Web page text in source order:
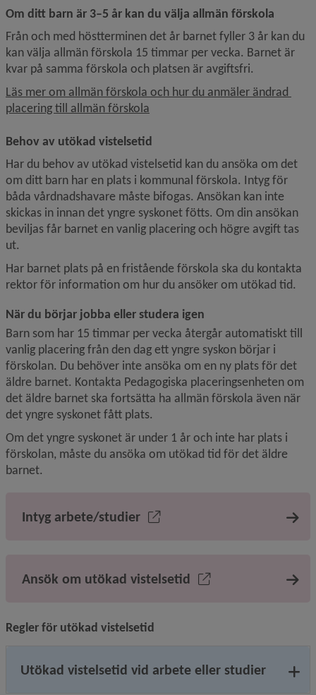
Om ditt barn är 3–5 år kan du välja allmän förskola
Från och med höstterminen det år barnet fyller 3 år kan du
kan välja allmän förskola 15 timmar per vecka. Barnet är
kvar på samma förskola och platsen är avgiftsfri.
Läs mer om allmän förskola och hur du anmäler ändrad
placering till allmän förskola
Behov av utökad vistelsetid
Har du behov av utökad vistelsetid kan du ansöka om det
om ditt barn har en plats i kommunal förskola. Intyg för
båda vårdnadshavare måste bifogas. Ansökan kan inte
skickas in innan det yngre syskonet fötts. Om din ansökan
beviljas får barnet en vanlig placering och högre avgift tas
ut.
Har barnet plats på en fristående förskola ska du kontakta
rektor för information om hur du ansöker om utökad tid.
När du börjar jobba eller studera igen
Barn som har 15 timmar per vecka återgår automatiskt till
vanlig placering från den dag ett yngre syskon börjar i
förskolan. Du behöver inte ansöka om en ny plats för det
äldre barnet. Kontakta Pedagogiska placeringsenheten om
det äldre barnet ska fortsätta ha allmän förskola även när
det yngre syskonet fått plats.
Om det yngre syskonet är under 1 år och inte har plats i
förskolan, måste du ansöka om utökad tid för det äldre
barnet.
Intyg arbete/studier
Ansök om utökad vistelsetid
Regler för utökad vistelsetid
Utökad vistelsetid vid arbete eller studier